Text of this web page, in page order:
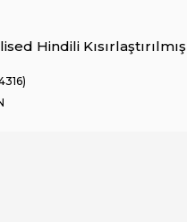
Hindili